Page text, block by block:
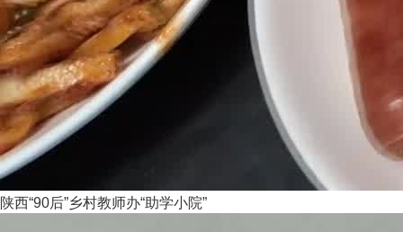
陕西“90后”乡村教师办“助学小院”